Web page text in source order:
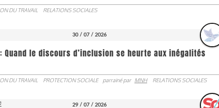
DU TRAVAIL RELATIONS SOCIALES
30 / 07 / 2026
le discours d’inclusion se heurte aux inégalités
DU TRAVAIL PROTECTION SOCIALE parrainé par MNH RELATIONS SOCIALES
29 / 07 / 2026